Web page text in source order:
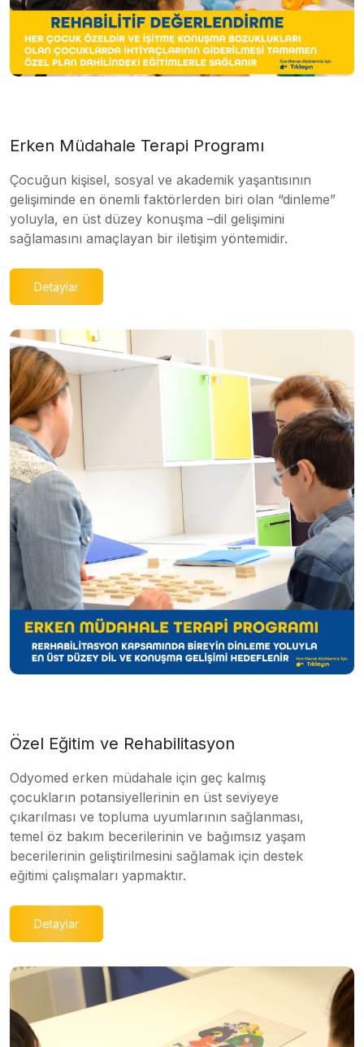
Erken Müdahale Terapi Programı
Çocuğun kişisel, sosyal ve akademik yaşantısının
gelişiminde en önemli faktörlerden biri olan “dinleme”
yoluyla, en üst düzey konuşma –dil gelişimini
sağlamasını amaçlayan bir iletişim yöntemidir.
Detaylar
Özel Eğitim ve Rehabilitasyon
Odyomed erken müdahale için geç kalmış
çocukların potansiyellerinin en üst seviyeye
çıkarılması ve topluma uyumlarının sağlanması,
temel öz bakım becerilerinin ve bağımsız yaşam
becerilerinin geliştirilmesini sağlamak için destek
eğitimi çalışmaları yapmaktır.
Detaylar